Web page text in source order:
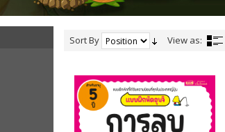
Sort By View as: